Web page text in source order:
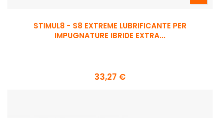
STIMUL8 - S8 EXTREME LUBRIFICANTE PER
IMPUGNATURE IBRIDE EXTRA...
33,27 €